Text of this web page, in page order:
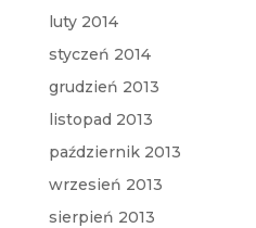
luty 2014
styczeń 2014
grudzień 2013
listopad 2013
październik 2013
wrzesień 2013
sierpień 2013